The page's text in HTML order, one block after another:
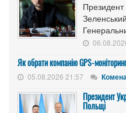
Як обрати компанію GPS-
05.08.2026 21:57
Президент
Польщі